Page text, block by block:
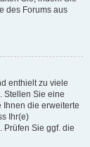
des Forums aus
enthielt zu viele
Stellen Sie eine
Ihnen die erweiterte
Ihr(e)
Prüfen Sie ggf. die